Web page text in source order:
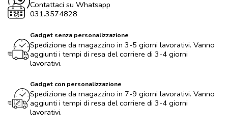
Contattaci su Whatsapp
031.3574828
Gadget senza personalizzazione
Spedizione da magazzino in 3-5 giorni lavorativi. Vanno
aggiunti i tempi di resa del corriere di 3-4 giorni
lavorativi.
Gadget con personalizzazione
Spedizione da magazzino in 7-9 giorni lavorativi. Vanno
aggiunti i tempi di resa del corriere di 3-4 giorni
lavorativi.